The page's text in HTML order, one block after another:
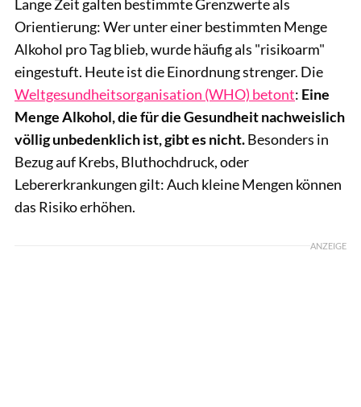
Lange Zeit galten bestimmte Grenzwerte als
Orientierung: Wer unter einer bestimmten Menge
Alkohol pro Tag blieb, wurde häufig als "risikoarm"
eingestuft. Heute ist die Einordnung strenger. Die
Weltgesundheitsorganisation (WHO) betont: Eine
Menge Alkohol, die für die Gesundheit nachweislich
völlig unbedenklich ist, gibt es nicht.Besonders in
Bezug auf Krebs, Bluthochdruck, oder
Lebererkrankungen gilt: Auch kleine Mengen können
das Risiko erhöhen.
ANZEIGE